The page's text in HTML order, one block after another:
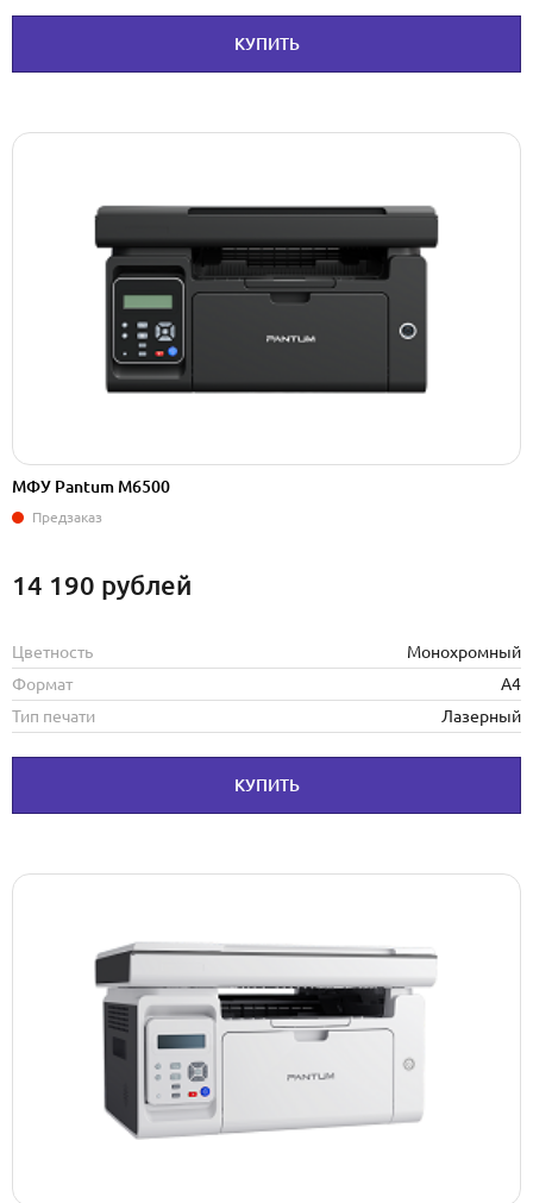
КУПИТЬ
МФУ Pantum M6500
Предзаказ
14 190 рублей
Цветность
Монохромный
Формат
А4
Тип печати
Лазерный
КУПИТЬ